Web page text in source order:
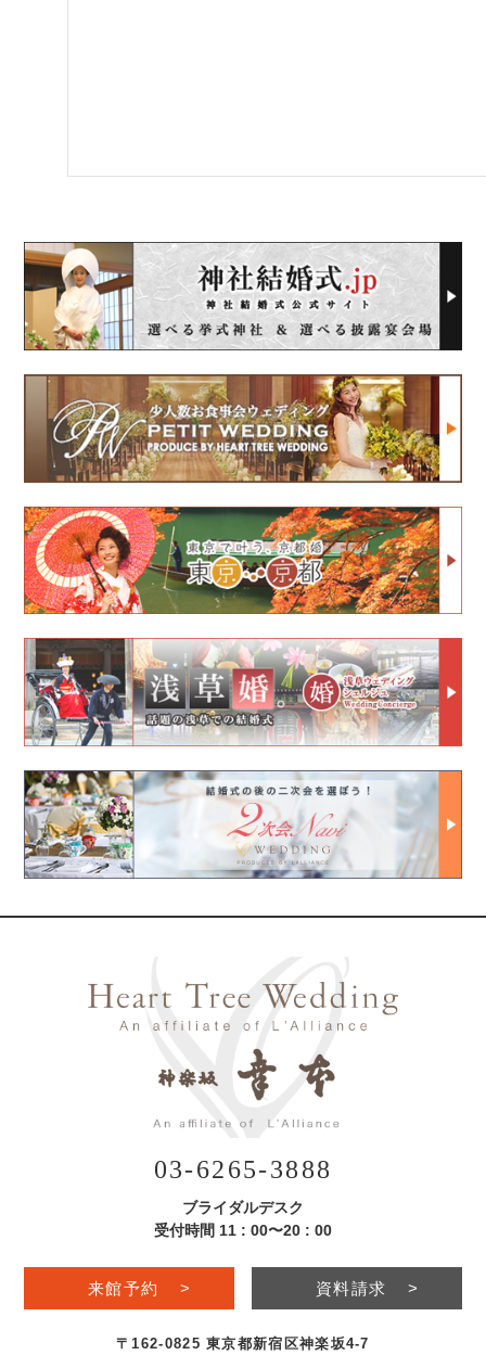
03-6265-3888
ブライダルデスク
受付時間 11 : 00〜20 : 00
来館予約 > 資料請求 >
〒162-0825 東京都新宿区神楽坂4-7